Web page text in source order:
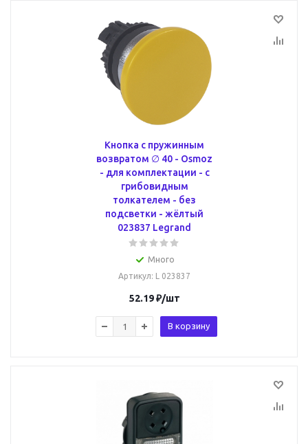
Кнопка с пружинным
возвратом ∅ 40 - Osmoz
- для комплектации - с
грибовидным
толкателем - без
подсветки - жёлтый
023837 Legrand
Много
Артикул: L 023837
52.19₽/шт
В корзину